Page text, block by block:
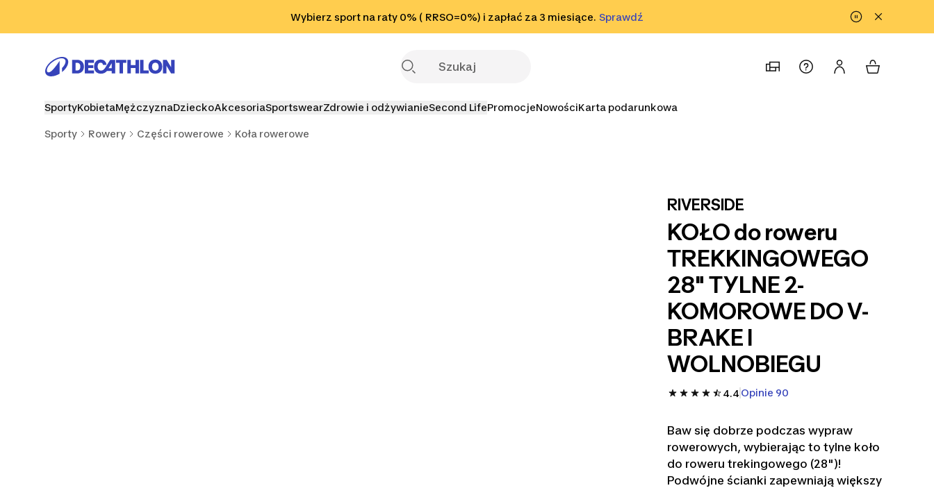
Przejdź do stopki
Wybierz sport na raty 0% ( RRSO=0%) i zapłać za 3 miesiące. Sprawdź
Sprawdź
Sprawdź
SportyKobietaMężczyznaDzieckoAkcesoriaSportswearZdrowie i odżywianieSecond LifePromocjeNowościKarta podarunkowa
Sporty Rowery Części rowerowe Koła rowerowe
RIVERSIDE
KOŁO do roweru
TREKKINGOWEGO
28" TYLNE 2-
KOMOROWE DO V-
BRAKE I
WOLNOBIEGU
4.4Opinie 90
Baw się dobrze podczas wypraw
rowerowych, wybierając to tylne koło
do roweru trekingowego (28")!
Podwójne ścianki zapewniają większy